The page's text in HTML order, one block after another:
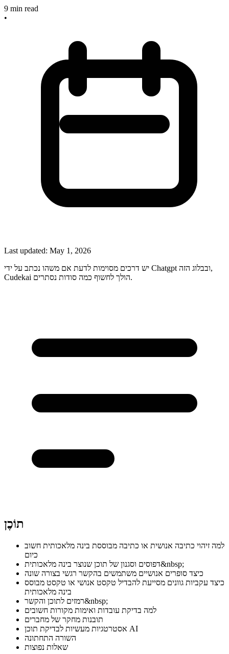
9 min read
•
Last updated: May 1, 2026
יש דרכים מסוימות לדעת אם משהו נכתב על ידי Chatgpt ובבלוג הזה,
Cudekai הולך לחשוף כמה סודות נסתרים.
תוֹכֶן
למה זיהוי כתיבה אנושית או כתיבה מבוססת בינה מלאכותית חשוב
כיום
דפוסים וסגנון של תוכן שנוצר בינה מלאכותית&nbsp;
כיצד סופרים אנושיים משתמשים בהקשר רגשי בצורה שונה
כיצד עקביות גוונים מסייעת להבדיל טקסט אנושי או טקסט מבוסס
בינה מלאכותית
רמזים לתוכן והקשר&nbsp;
למה בדיקת עובדות ואימות מקורות חשובים
תובנות מחקר של מחברים
אסטרטגיות מעשיות לבדיקת תוכן AI
השורה התחתונה
שאלות נפוצות